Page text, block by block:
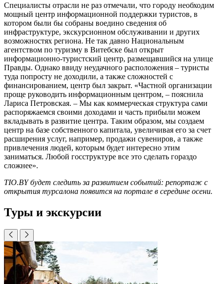
Специалисты отрасли не раз отмечали, что городу необходим
мощный центр информационной поддержки туристов, в
котором были бы собраны воедино сведения об
инфраструктуре, экскурсионном обслуживании и других
возможностях региона. Не так давно Национальным
агентством по туризму в Витебске был открыт
информационно-туристский центр, размещавшийся на улице
Правды. Однако ввиду неудачного расположения – туристы
туда попросту не доходили, а также сложностей с
финансированием, центр был закрыт. «Частной организации
проще руководить информационным центром, – пояснила
Лариса Петровская. – Мы как коммерческая структура сами
распоряжаемся своими доходами и часть прибыли можем
вкладывать в развитие центра. Таким образом, мы создаем
центр на базе собственного капитала, увеличивая его за счет
расширения услуг, например, продажи сувениров, а также
привлечения людей, которым будет интересно этим
заниматься. Любой госструктуре все это сделать гораздо
сложнее».
TIO.BY будет следить за развитием событий: репортаж с
открытия турсалона появится на портале в середине осени.
Туры и экскурсии